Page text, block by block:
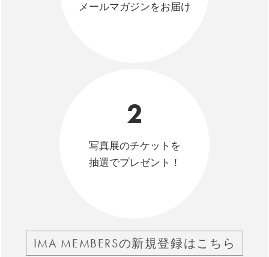
メールマガジンをお届け
2
写真展のチケットを
抽選でプレゼント！
IMA MEMBERSの新規登録はこちら